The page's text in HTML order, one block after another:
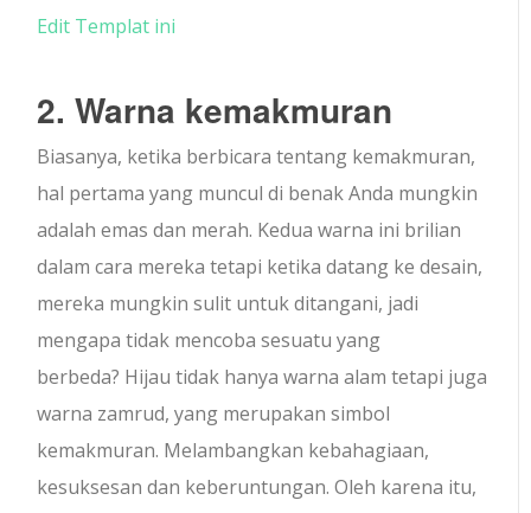
Edit Templat ini
2. Warna kemakmuran
Biasanya, ketika berbicara tentang kemakmuran,
hal pertama yang muncul di benak Anda mungkin
adalah emas dan merah. Kedua warna ini brilian
dalam cara mereka tetapi ketika datang ke desain,
mereka mungkin sulit untuk ditangani, jadi
mengapa tidak mencoba sesuatu yang
berbeda? Hijau tidak hanya warna alam tetapi juga
warna zamrud, yang merupakan simbol
kemakmuran. Melambangkan kebahagiaan,
kesuksesan dan keberuntungan. Oleh karena itu,